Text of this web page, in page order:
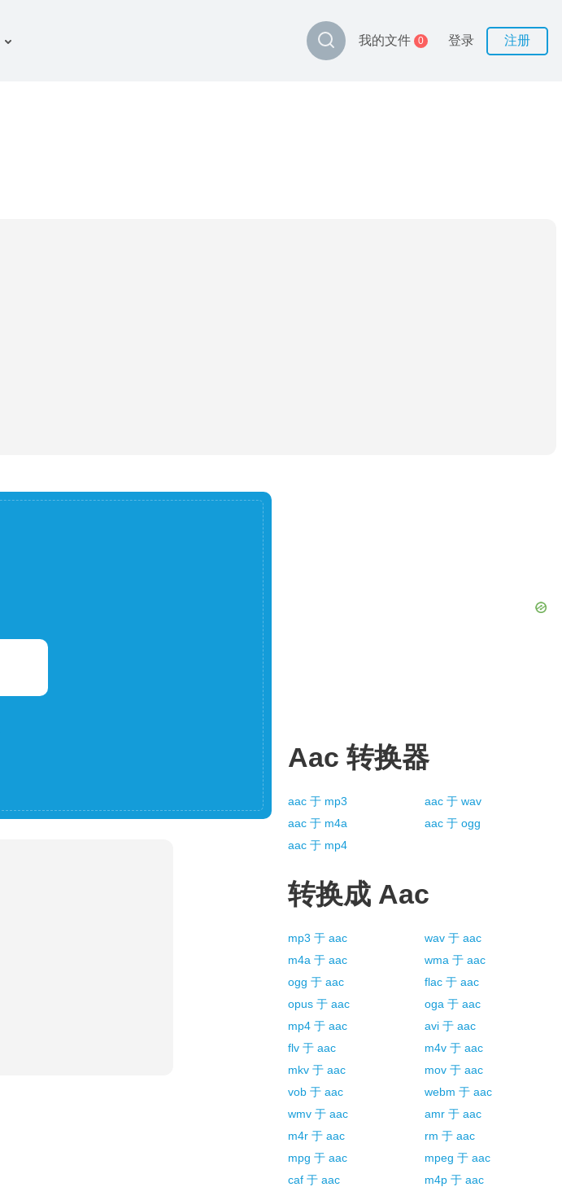
我的文件 0 登录 注册
Aac 转换器
aac 于 mp3 aac 于 wav
aac 于 m4a aac 于 ogg
aac 于 mp4
转换成 Aac
mp3 于 aac wav 于 aac
m4a 于 aac wma 于 aac
ogg 于 aac flac 于 aac
opus 于 aac oga 于 aac
mp4 于 aac avi 于 aac
flv 于 aac m4v 于 aac
mkv 于 aac mov 于 aac
vob 于 aac webm 于 aac
wmv 于 aac amr 于 aac
m4r 于 aac rm 于 aac
mpg 于 aac mpeg 于 aac
caf 于 aac m4p 于 aac